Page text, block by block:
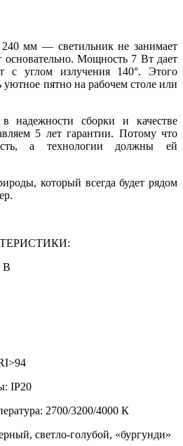
мм — светильник не занимает
основательно. Мощность 7 Вт дает
с углом излучения 140°. Этого
уютное пятно на рабочем столе или
надежности сборки и качестве
5 лет гарантии. Потому что
а технологии должны ей
который всегда будет рядом
В
IP20
2700/3200/4000 К
светло-голубой, «бургунди»